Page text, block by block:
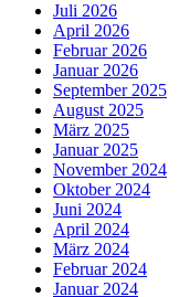
Juli 2026
April 2026
Februar 2026
Januar 2026
September 2025
August 2025
März 2025
Januar 2025
November 2024
Oktober 2024
Juni 2024
April 2024
März 2024
Februar 2024
Januar 2024